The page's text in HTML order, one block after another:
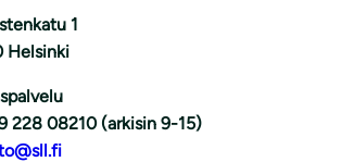
1
Helsinki
228 08210 (arkisin 9-15)